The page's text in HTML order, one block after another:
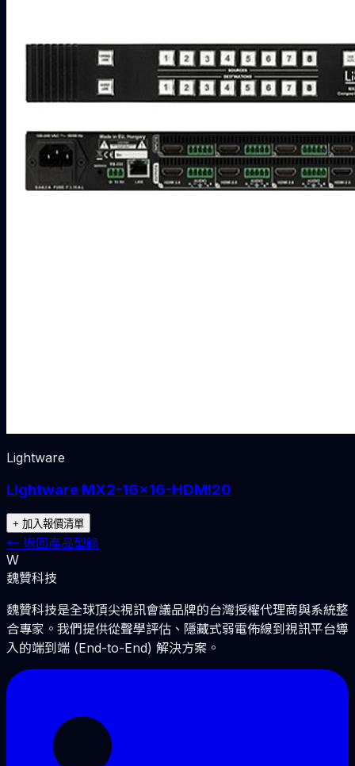
Lightware
Lightware MX2-16x16-HDMI20
+ 加入報價清單
← 返回產品型錄
W
魏贊科技
魏贊科技是全球頂尖視訊會議品牌的台灣授權代理商與系統整
合專家。我們提供從聲學評估、隱藏式弱電佈線到視訊平台導
入的端到端 (End-to-End) 解決方案。